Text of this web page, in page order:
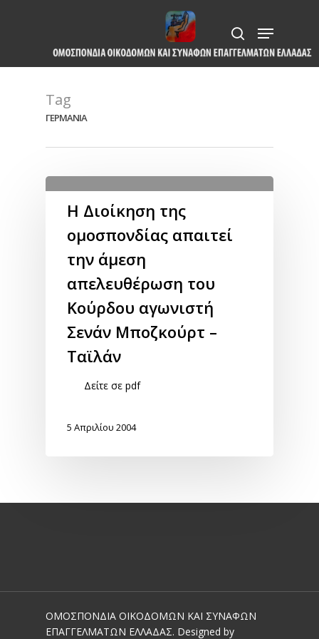
content
search
Menu
Tag
ΓΕΡΜΑΝΙΑ
Η Διοίκηση της
ομοσπονδίας απαιτεί
την άμεση
απελευθέρωση του
Κούρδου αγωνιστή
Σενάν Μποζκούρτ –
Ταϊλάν
Δείτε σε pdf
5 Απριλίου 2004
ΟΜΟΣΠΟΝΔΙΑ ΟΙΚΟΔΟΜΩΝ ΚΑΙ ΣΥΝΑΦΩΝ
ΕΠΑΓΓΕΛΜΑΤΩΝ ΕΛΛΑΔΑΣ. Designed by